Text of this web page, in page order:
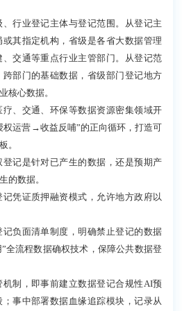
业登记主体与登记范围。从登记主
其指定机构，省级是各省大数据管理
交通等重点行业主管部门。从登记范
部门的基础数据，省级部门登记地方
核心数据。
、交通、环保等数据资源密集领域开
权运营→收益反哺”的正向循环，打造可
。
记是针对已产生的数据，还是预期产
的数据。
证质押融资模式，允许地方政府以
负面清单制度，明确禁止登记的数据
全流程数据确权技术，保障公共数据登
制，即事前建立数据登记合规性AI预
事中部署数据血缘追踪模块，记录从